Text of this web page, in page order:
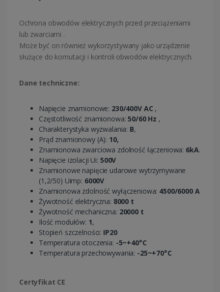
Ochrona obwodów elektrycznych przed przeciążeniami
lub zwarciami .
Może być on również wykorzystywany jako urządzenie
służące do komutacji i kontroli obwodów elektrycznych.
Dane techniczne:
Napięcie znamionowe: 230/400V AC ,
Częstotliwość znamionowa:50/60 Hz ,
Charakterystyka wyzwalania: B,
Prąd znamionowy (A): 10,
Znamionowa zwarciowa zdolność łączeniowa: 6kA.
Napięcie izolacji Ui: 500V
Znamionowe napięcie udarowe wytrzymywane
(1,2/50) Uimp: 6000V
Znamionowa zdolność wyłączeniowa: 4500/6000 A
Żywotność elektryczna: 8000 t
Żywotność mechaniczna: 20000 t
Ilość modułów: 1,
Stopień szczelności: IP20
Temperatura otoczenia: -5~+40°C
Temperatura przechowywania: -25~+70°C
Certyfikat CE